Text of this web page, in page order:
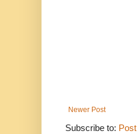
Newer Post
Subscribe to: